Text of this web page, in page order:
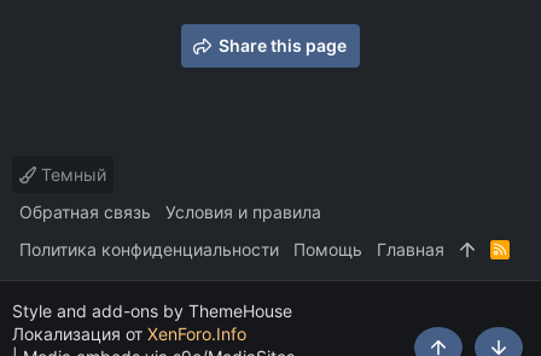
Share this page
Темный
Обратная связь
Условия и правила
Политика конфиденциальности
Помощь Главная
R
Style and add-ons by ThemeHouse
Локализация от XenForo.Info